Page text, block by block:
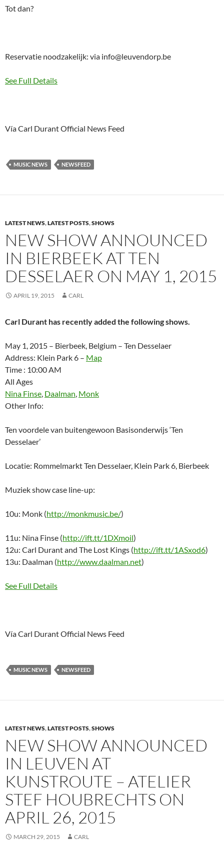
Tot dan?
Reservatie noodzakelijk: via info@leuvendorp.be
See Full Details
Vía Carl Durant Official News Feed
MUSIC NEWS NEWSFEED
LATEST NEWS,LATEST POSTS,SHOWS
NEW SHOW ANNOUNCED
IN BIERBEEK AT TEN
DESSELAER ON MAY 1, 2015
APRIL 19, 2015 CARL
Carl Durant has recently added the following shows.
May 1, 2015 – Bierbeek, Belgium – Ten Desselaer
Address: Klein Park 6 – Map
Time : 10:00 AM
All Ages
Nina Finse Daalman Monk
Other Info:
Ten voordele van buitengewoon Basisonderwijs ‘Ten
Desselaer’
Locatie: Rommelmarkt Ten Desselaer, Klein Park 6, Bierbeek
Muziek show case line-up:
10u: Monk (http://monkmusic.be/)
11u: Nina Finse (http://ift.tt/1DXmoil)
12u: Carl Durant and The Lost Kings (http://ift.tt/1ASxod6)
13u: Daalman (http://www.daalman.net)
See Full Details
Vía Carl Durant Official News Feed
MUSIC NEWS NEWSFEED
LATEST NEWS,LATEST POSTS,SHOWS
NEW SHOW ANNOUNCED
IN LEUVEN AT
KUNSTROUTE – ATELIER
STEF HOUBRECHTS ON
APRIL 26, 2015
MARCH 29, 2015 CARL